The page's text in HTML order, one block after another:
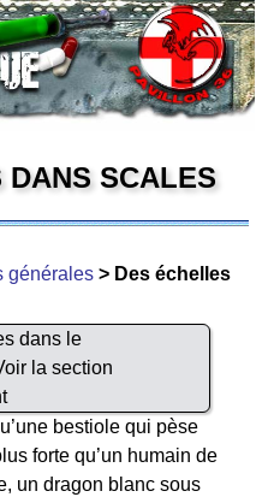
DANS SCALES
générales > Des échelles
dans le
la section
bestiole qui pèse
forte qu’un humain de
un dragon blanc sous